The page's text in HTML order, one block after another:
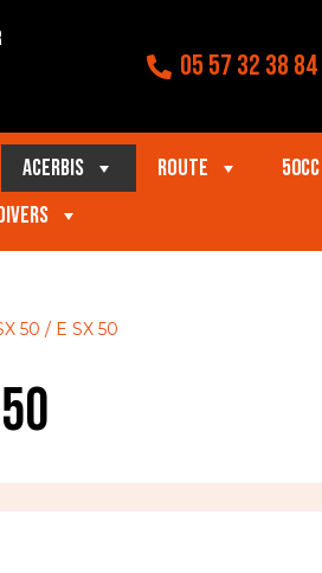
05 57 32 38 84
Acerbis Route 50cc
50 / E SX 50